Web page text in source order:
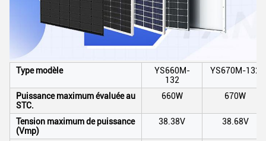
Type modèle
YS660M-
132
YS670M-132
Puissance maximum évaluée au
STC.
660W 670W
Tension maximum de puissance
(Vmp)
38.38V 38.68V